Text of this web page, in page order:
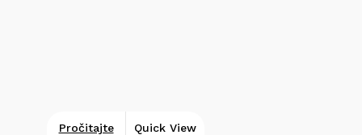
Pročitajte
Quick View